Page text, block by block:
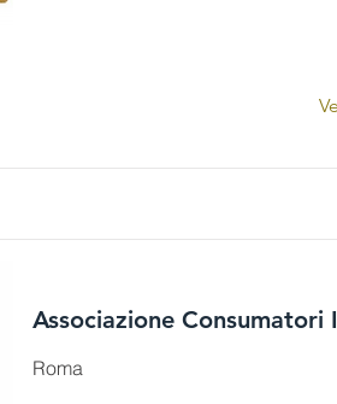
Associazione Consumatori
Roma